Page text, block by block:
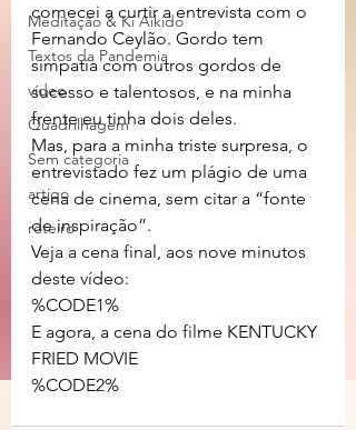
Meditação & Ki Aikido
Textos da Pandemia
vídeo
Quadrilhagem
Sem categoria
artigo
roteiro
comecei a curtir a entrevista com o
Fernando Ceylão. Gordo tem
simpatia com outros gordos de
sucesso e talentosos, e na minha
frente eu tinha dois deles.
Mas, para a minha triste surpresa, o
entrevistado fez um plágio de uma
cena de cinema, sem citar a “fonte
de inspiração”.
Veja a cena final, aos nove minutos
deste vídeo:
%CODE1%
E agora, a cena do filme KENTUCKY
FRIED MOVIE
%CODE2%